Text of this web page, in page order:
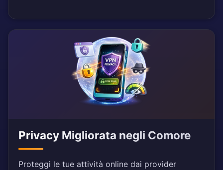
Privacy Migliorata negli Comore
Proteggi le tue attività online dai provider